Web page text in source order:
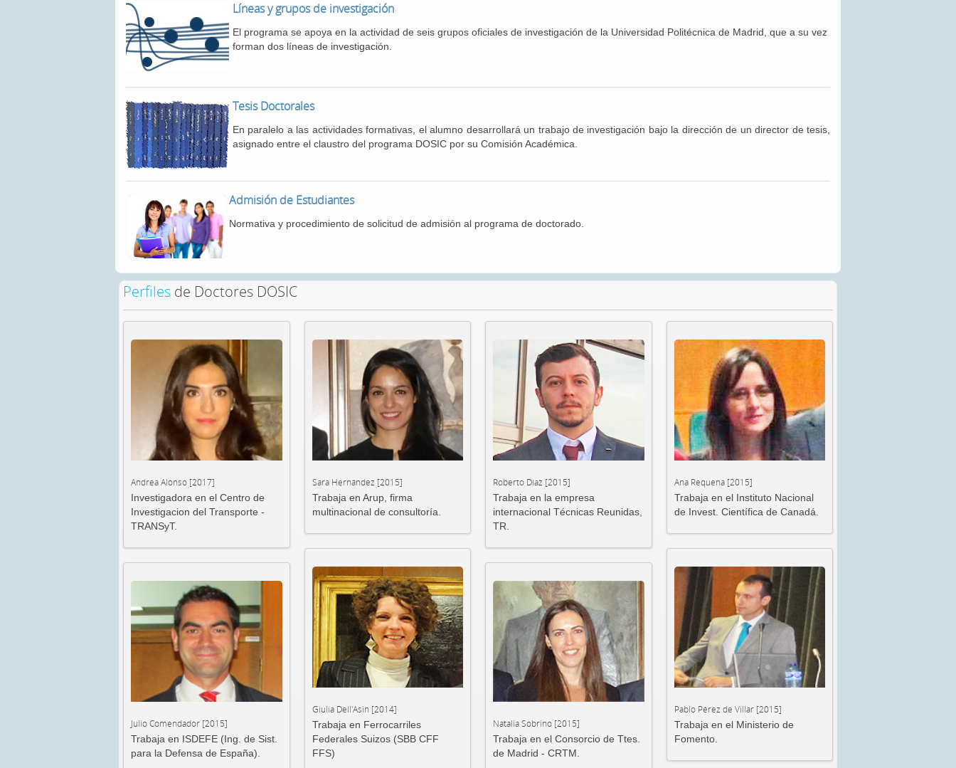
Líneas y grupos de investigación
El programa se apoya en la actividad de seis grupos oficiales de investigación de la Universidad Politécnica de Madrid, que a su vez
forman dos líneas de investigación.
Tesis Doctorales
En paralelo a las actividades formativas, el alumno desarrollará un trabajo de investigación bajo la dirección de un director de tesis,
asignado entre el claustro del programa DOSIC por su Comisión Académica.
Admisión de Estudiantes
Normativa y procedimiento de solicitud de admisión al programa de doctorado.
Perfiles de Doctores DOSIC
Andrea Alonso [2017]
Investigadora en el Centro de
Investigacion del Transporte -
TRANSyT.
Sara Hernández [2015]
Trabaja en Arup, firma
multinacional de consultoría.
Roberto Díaz [2015]
Trabaja en la empresa
internacional Técnicas Reunidas,
TR.
Ana Requena [2015]
Trabaja en el Instituto Nacional
de Invest. Científica de Canadá.
Giulia Dell'Asin [2014]
Trabaja en Ferrocarriles
Federales Suizos (SBB CFF
FFS)
Pablo Pérez de Villar [2015]
Trabaja en el Ministerio de
Fomento.
Julio Comendador [2015]
Trabaja en ISDEFE (Ing. de Sist.
para la Defensa de España).
Natalia Sobrino [2015]
Trabaja en el Consorcio de Ttes.
de Madrid - CRTM.